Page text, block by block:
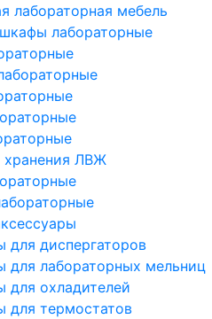
лабораторная мебель
лабораторные
ЛВЖ
для диспергаторов
для лабораторных мельниц
для охладителей
для термостатов